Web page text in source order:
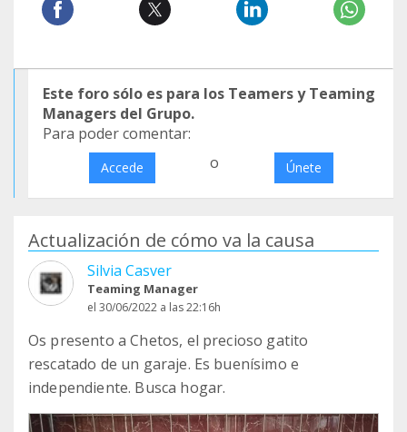
Este foro sólo es para los Teamers y Teaming
Managers del Grupo.
Para poder comentar:
Accede o Únete
Actualización de cómo va la causa
Silvia Casver
Teaming Manager
el 30/06/2022 a las 22:16h
Os presento a Chetos, el precioso gatito
rescatado de un garaje. Es buenísimo e
independiente. Busca hogar.